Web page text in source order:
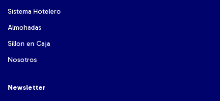
Sistema Hotelero
Almohadas
Sillon en Caja
Nosotros
Newsletter